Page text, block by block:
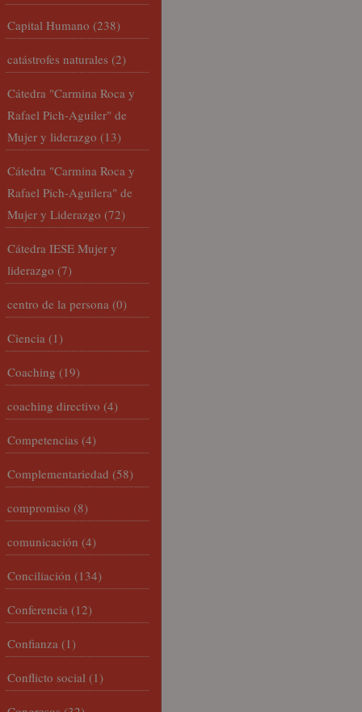
Capital Humano (238)
catástrofes naturales (2)
Cátedra "Carmina Roca y
Rafael Pich-Aguiler" de
Mujer y liderazgo (13)
Cátedra "Carmina Roca y
Rafael Pich-Aguilera" de
Mujer y Liderazgo (72)
Cátedra IESE Mujer y
liderazgo (7)
centro de la persona (0)
Ciencia (1)
Coaching (19)
coaching directivo (4)
Competencias (4)
Complementariedad (58)
compromiso (8)
comunicación (4)
Conciliación (134)
Conferencia (12)
Confianza (1)
Conflicto social (1)